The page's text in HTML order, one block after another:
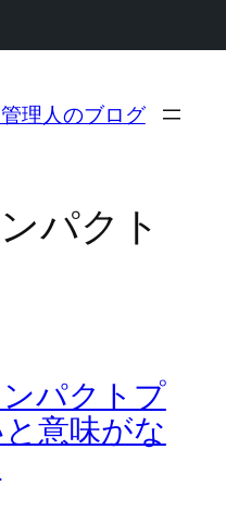
理人のブログ
パクト
ンパクトプ
意味がな